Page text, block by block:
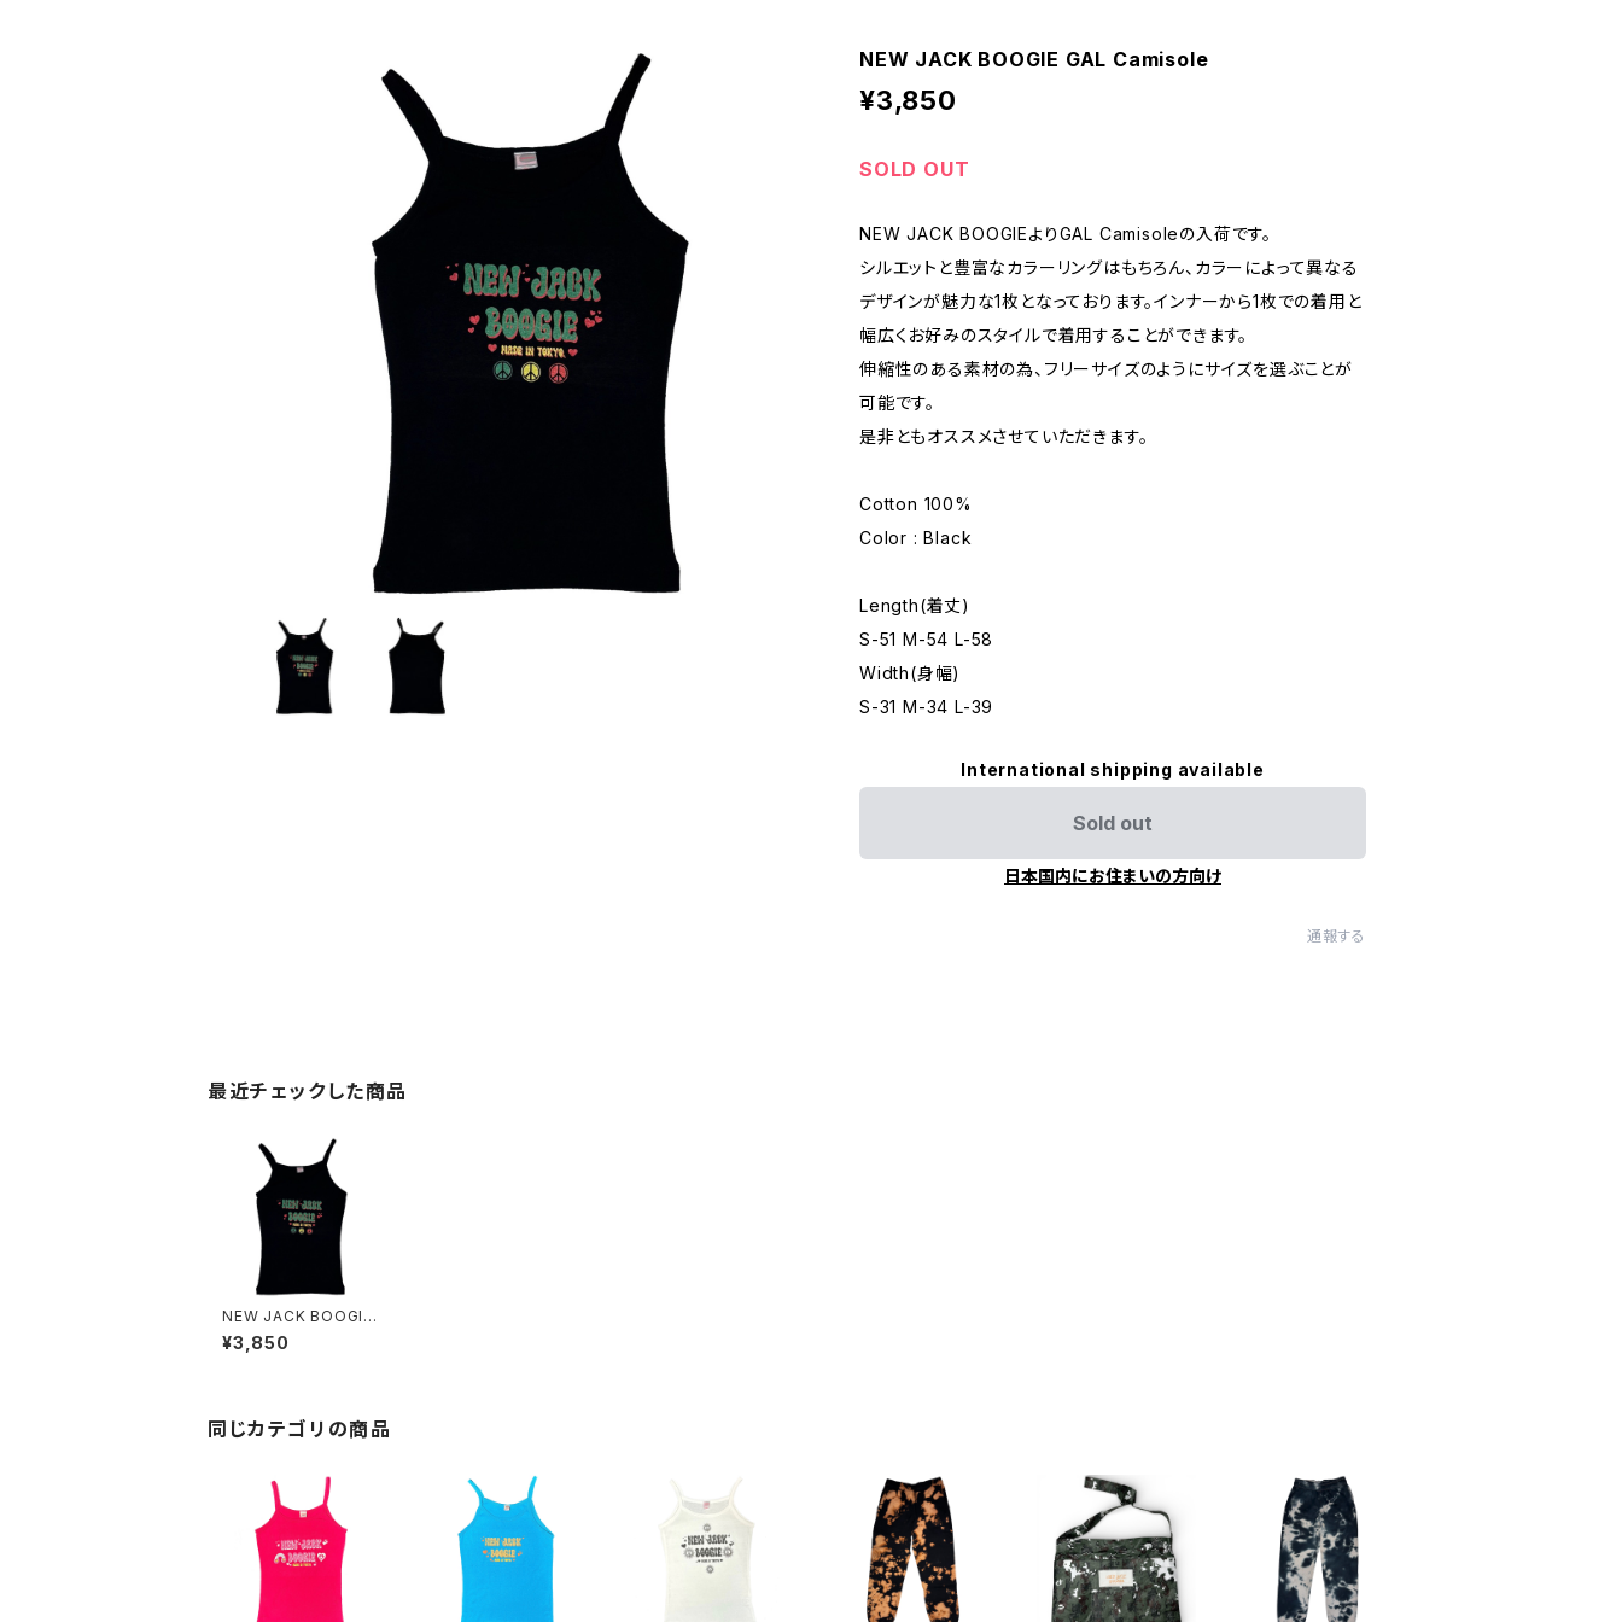
NEW JACK BOOGIE GAL Camisole
¥3,850
SOLD OUT
NEW JACK BOOGIEよりGAL Camisoleの入荷です。
シルエットと豊富なカラーリングはもちろん、カラーによって異なる
デザインが魅力な1枚となっております。インナーから1枚での着用と
幅広くお好みのスタイルで着用することができます。
伸縮性のある素材の為、フリーサイズのようにサイズを選ぶことが
可能です。
是非ともオススメさせていただきます。
Cotton 100%
Color : Black
Length(着丈)
S-51 M-54 L-58
Width(身幅)
S-31 M-34 L-39
International shipping available
Sold out
日本国内にお住まいの方向け
通報する
最近チェックした商品
NEW JACK BOOGIE
GAL Camisole
¥3,850
同じカテゴリの商品